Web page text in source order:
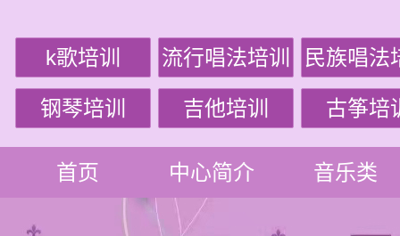
k歌培训 流行唱法培训 民族唱法
钢琴培训 吉他培训 古筝培
首页 中心简介 音乐类